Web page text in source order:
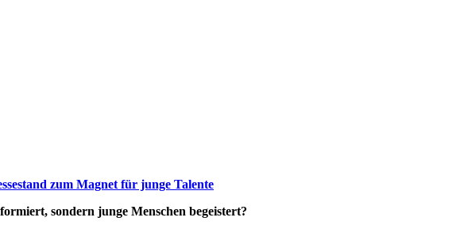
zum Magnet für junge Talente
sondern junge Menschen begeistert?